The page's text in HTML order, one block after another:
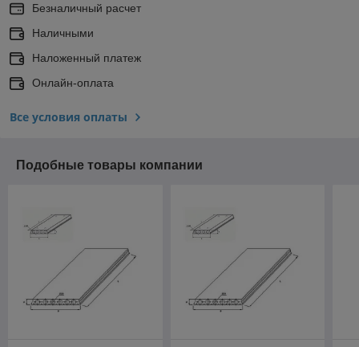
Безналичный расчет
Наличными
Наложенный платеж
Онлайн-оплата
Все условия оплаты
Подобные товары компании